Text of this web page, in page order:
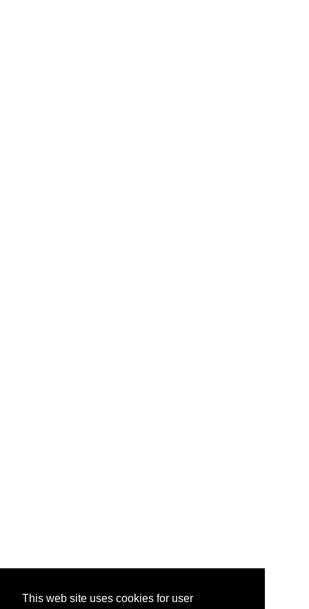
This web site uses cookies for user